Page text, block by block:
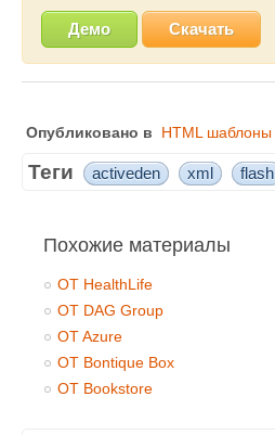
Демо Скачать
Опубликовано в HTML шаблоны
Теги activeden xml flash
Похожие материалы
OT HealthLife
OT DAG Group
OT Azure
OT Bontique Box
OT Bookstore